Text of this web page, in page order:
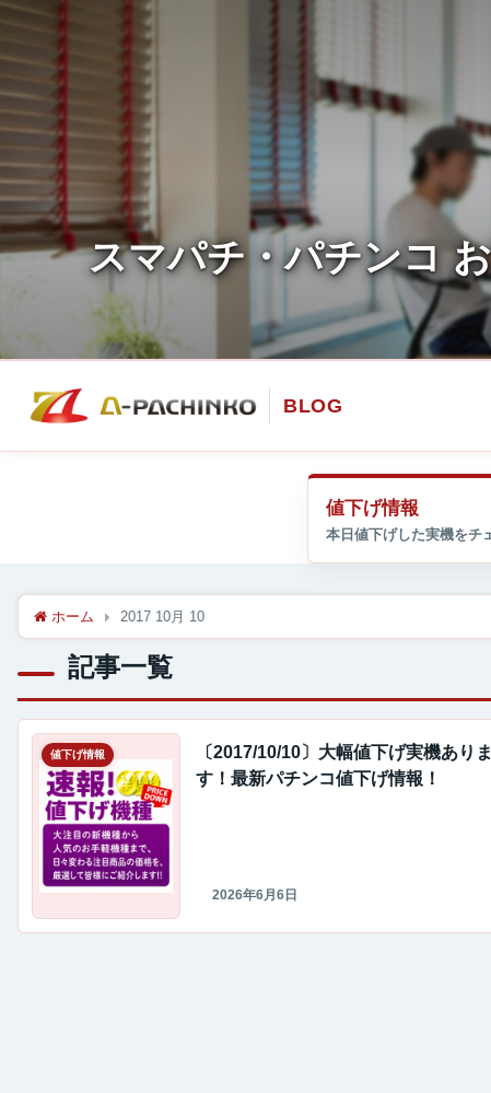
値下げ情報
ホーム 2017 10月 10
記事一覧
値下げ情報
〔2017/10/10〕大幅値下げ実機ありま
す！最新パチンコ値下げ情報！
2026年6月6日